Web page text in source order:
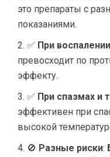
это препараты с
показаниями.
✅ При воспалении
превосходит по
эффекту.
✅ При спазмах и
эффективен при
высокой
🚫 Разные риски: